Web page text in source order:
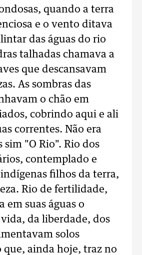
quando a terra
e o vento ditava
das águas do rio
talhadas chamava a
que descansavam
As sombras das
o chão em
cobrindo aqui e ali
correntes. Não era
sim "O Rio". Rio dos
contemplado e
filhos da terra,
Rio de fertilidade,
em suas águas o
da liberdade, dos
solos
que, ainda hoje, traz no